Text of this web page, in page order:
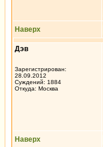
Наверх
Дэв
Зарегистрирован:
28.09.2012
Суждений: 1884
Откуда: Москва
Наверх